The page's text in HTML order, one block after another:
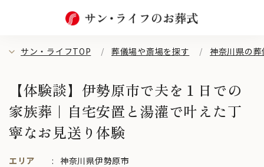
サン・ライフTOP 葬儀場や斎場を探す 神奈川県の
【体験談】伊勢原市で夫を１日での
家族葬｜自宅安置と湯灌で叶えた丁
寧なお見送り体験
エリア 神奈川県伊勢原市